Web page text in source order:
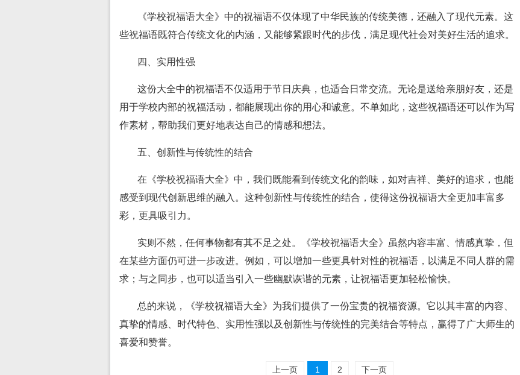
《学校祝福语大全》中的祝福语不仅体现了中华民族的传统美德，还融入了现代元素。这
些祝福语既符合传统文化的内涵，又能够紧跟时代的步伐，满足现代社会对美好生活的追求。
四、实用性强
这份大全中的祝福语不仅适用于节日庆典，也适合日常交流。无论是送给亲朋好友，还是
用于学校内部的祝福活动，都能展现出你的用心和诚意。不单如此，这些祝福语还可以作为写
作素材，帮助我们更好地表达自己的情感和想法。
五、创新性与传统性的结合
在《学校祝福语大全》中，我们既能看到传统文化的韵味，如对吉祥、美好的追求，也能
感受到现代创新思维的融入。这种创新性与传统性的结合，使得这份祝福语大全更加丰富多
彩，更具吸引力。
实则不然，任何事物都有其不足之处。《学校祝福语大全》虽然内容丰富、情感真挚，但
在某些方面仍可进一步改进。例如，可以增加一些更具针对性的祝福语，以满足不同人群的需
求；与之同步，也可以适当引入一些幽默诙谐的元素，让祝福语更加轻松愉快。
总的来说，《学校祝福语大全》为我们提供了一份宝贵的祝福资源。它以其丰富的内容、
真挚的情感、时代特色、实用性强以及创新性与传统性的完美结合等特点，赢得了广大师生的
喜爱和赞誉。
上一页 1 2 下一页